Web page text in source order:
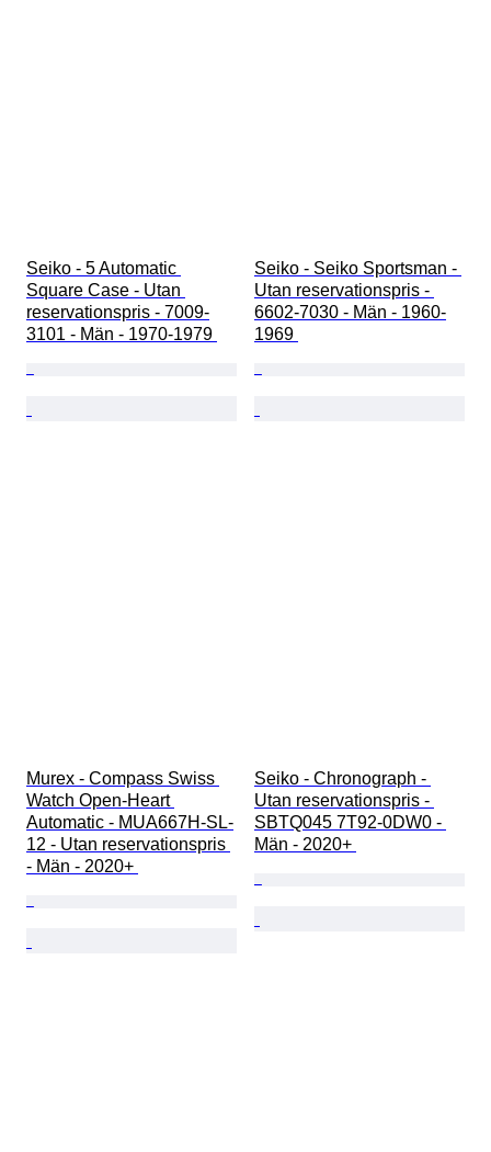
Seiko - 5 Automatic
Square Case - Utan
reservationspris - 7009-
3101 - Män - 1970-1979
Seiko - Seiko Sportsman -
Utan reservationspris -
6602-7030 - Män - 1960-
1969
Murex - Compass Swiss
Watch Open-Heart
Automatic - MUA667H-SL-
12 - Utan reservationspris
- Män - 2020+
Seiko - Chronograph -
Utan reservationspris -
SBTQ045 7T92-0DW0 -
Män - 2020+